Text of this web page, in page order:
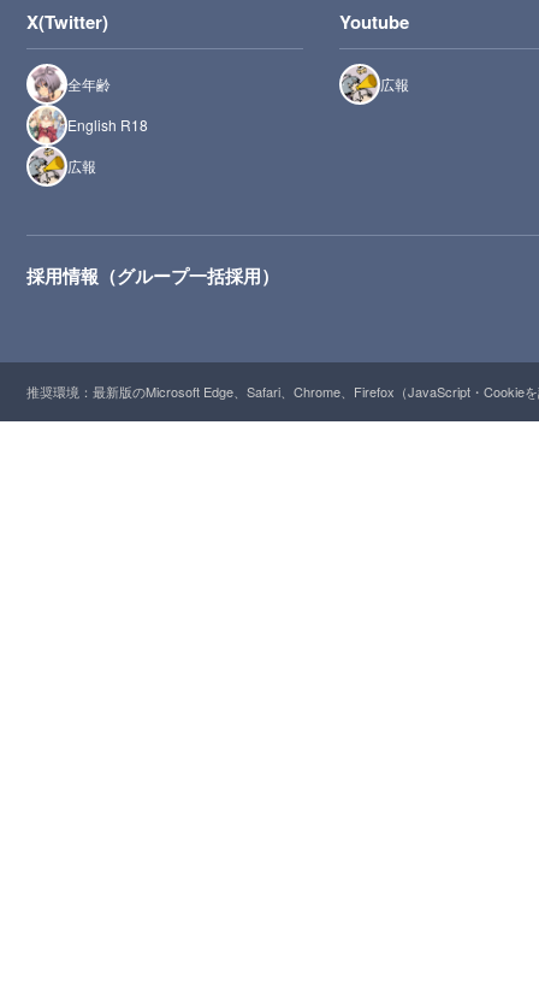
X(Twitter)
全年齢
English R18
広報
Youtube
広報
採用情報（グループ一括採用）
推奨環境：最新版のMicrosoft Edge、Safari、Chrome、Firefox（JavaScript・Cookie